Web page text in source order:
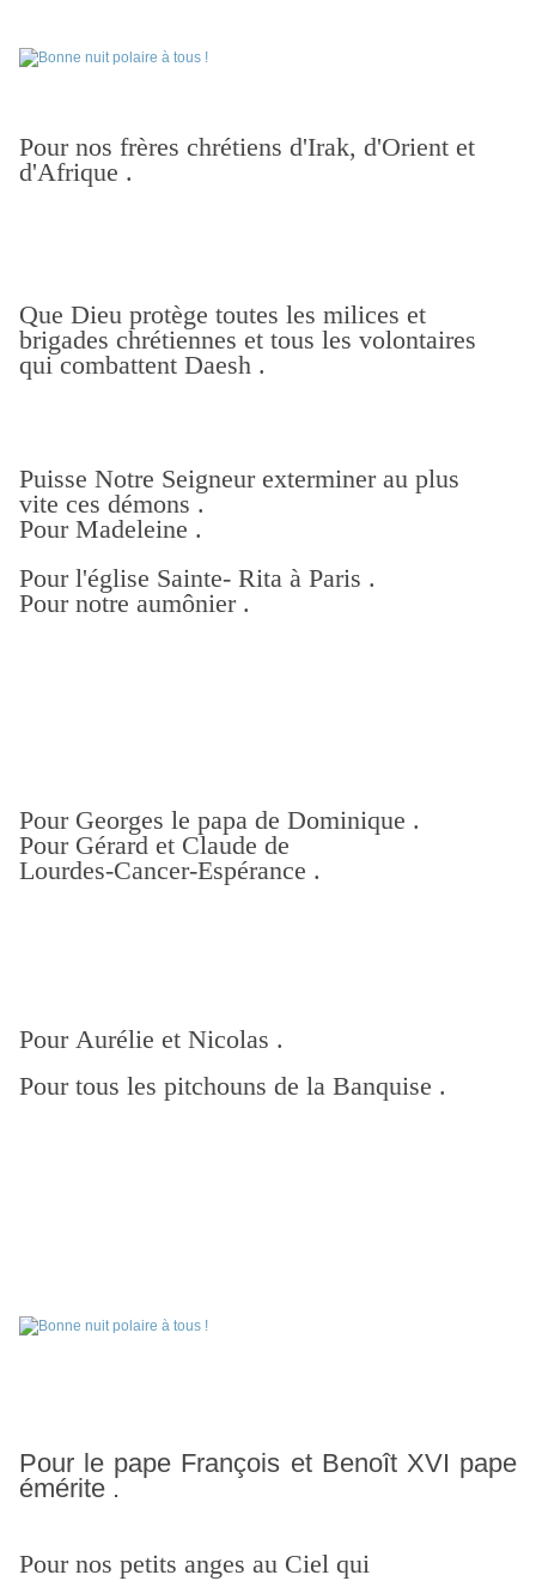
Pour nos frères chrétiens d'Irak, d'Orient et
d'Afrique .
Que Dieu protège toutes les milices et
brigades chrétiennes et tous les volontaires
qui combattent Daesh .
Puisse Notre Seigneur exterminer au plus
vite ces démons .
Pour Madeleine .
Pour l'église Sainte- Rita à Paris .
Pour notre aumônier .
Pour Georges le papa de Dominique .
Pour Gérard et Claude de
Lourdes-Cancer-Espérance .
Pour Aurélie et Nicolas .
Pour tous les pitchouns de la Banquise .
Pour le pape François et Benoît XVI pape
émérite .
Pour nos petits anges au Ciel qui